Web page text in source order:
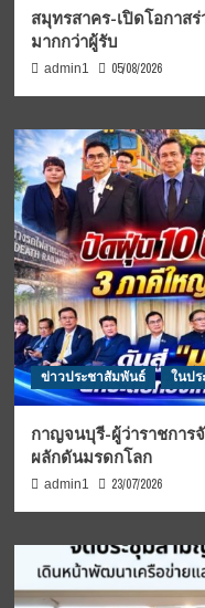
สมุทรสาคร-เปิดโอกาส
มากกว่าผู้รับ
admin1 05/08/2026
ข่าวประชาสัมพันธ์ ในปร
กาญจนบุรี-ผู้ว่าราชการ
ผลักดันมรดกโลก
admin1 23/07/2026